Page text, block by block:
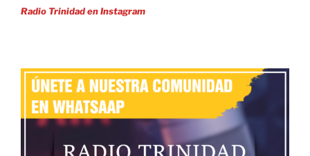
Radio Trinidad en Instagram